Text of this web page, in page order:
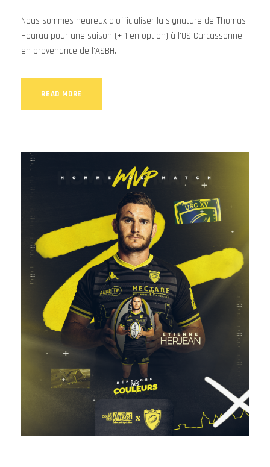
Nous sommes heureux d'officialiser la signature de Thomas
Hoarau pour une saison (+ 1 en option) à l'US Carcassonne
en provenance de l'ASBH.
READ MORE